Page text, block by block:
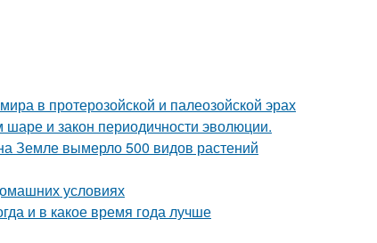
в протерозойской и палеозойской эрах
и закон периодичности эволюции.
Земле вымерло 500 видов растений
условиях
и в какое время года лучше